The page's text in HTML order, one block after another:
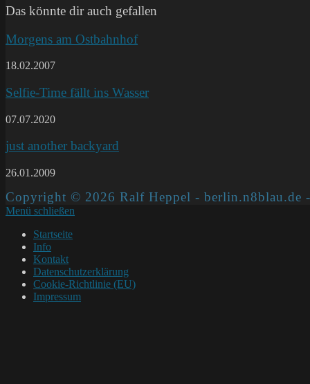
Das könnte dir auch gefallen
Morgens am Ostbahnhof
18.02.2007
Selfie-Time fällt ins Wasser
07.07.2020
just another backyard
26.01.2009
Copyright © 2026 Ralf Heppel - berlin.n8blau.de
Menü schließen
Startseite
Info
Kontakt
Datenschutzerklärung
Cookie-Richtlinie (EU)
Impressum